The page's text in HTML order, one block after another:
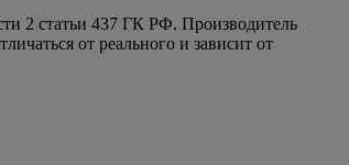
2 статьи 437 ГК РФ. Производитель
от реального и зависит от